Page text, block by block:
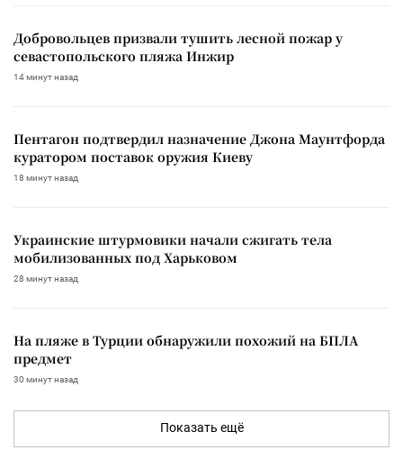
Добровольцев призвали тушить лесной пожар у
севастопольского пляжа Инжир
14 минут назад
Пентагон подтвердил назначение Джона Маунтфорда
куратором поставок оружия Киеву
18 минут назад
Украинские штурмовики начали сжигать тела
мобилизованных под Харьковом
28 минут назад
На пляже в Турции обнаружили похожий на БПЛА
предмет
30 минут назад
Показать ещё